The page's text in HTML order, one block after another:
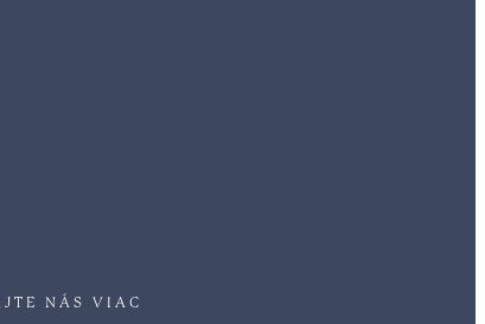
NÁS VIAC